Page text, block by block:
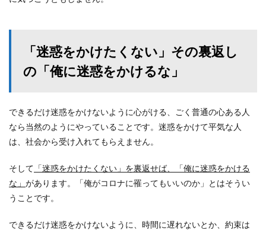
「迷惑をかけたくない」その裏返し
の「俺に迷惑をかけるな」
できるだけ迷惑をかけないように心がける、ごく普通の心ある人
なら当然のようにやっていることです。迷惑をかけて平気な人
は、社会から受け入れてもらえません。
そして 「迷惑をかけたくない」を裏返せば、「俺に迷惑をかける
な」 があります。「俺がコロナに罹ってもいいのか」とはそうい
うことです。
できるだけ迷惑をかけないように、時間に遅れないとか、約束は